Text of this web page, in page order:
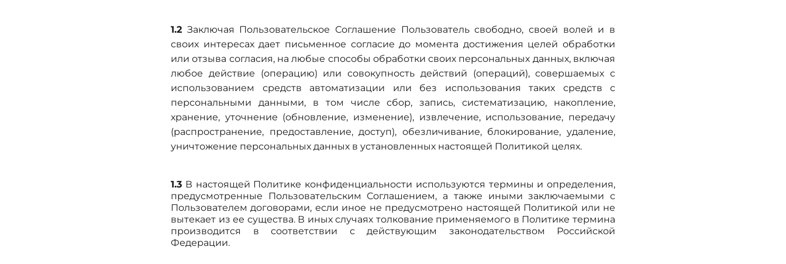
1.2 Заключая Пользовательское Соглашение Пользователь свободно, своей волей и в
своих интересах дает письменное согласиедо момента достижения целей обработки
или отзыва согласия, на любые способы обработки своих персональных данных, включая
любое действие (операцию) или совокупность действий (операций), совершаемых с
использованием средств автоматизации или без использования таких средств с
персональными данными, в том числе сбор, запись, систематизацию, накопление,
хранение, уточнение (обновление, изменение), извлечение, использование, передачу
(распространение, предоставление, доступ), обезличивание, блокирование, удаление,
уничтожение персональных данных в установленных настоящей Политикой целях.
1.3 В настоящей Политике конфиденциальности используются термины и определения,
предусмотренные Пользовательским Соглашением, а также иными заключаемыми с
Пользователем договорами, если иное не предусмотрено настоящей Политикой или не
вытекает из ее существа. В иных случаях толкование применяемого в Политике термина
производится в соответствии с действующим законодательством Российской
Федерации.